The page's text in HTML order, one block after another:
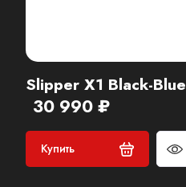
Slipper X1 Black-Blue
30 990 ₽
Купить